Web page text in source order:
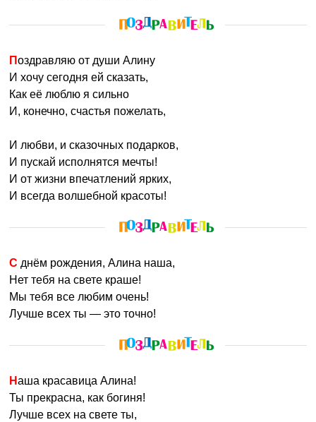
Поздравляю от души Алину
И хочу сегодня ей сказать,
Как её люблю я сильно
И, конечно, счастья пожелать,
И любви, и сказочных подарков,
И пускай исполнятся мечты!
И от жизни впечатлений ярких,
И всегда волшебной красоты!
С днём рождения, Алина наша,
Нет тебя на свете краше!
Мы тебя все любим очень!
Лучше всех ты — это точно!
Наша красавица Алина!
Ты прекрасна, как богиня!
Лучше всех на свете ты,